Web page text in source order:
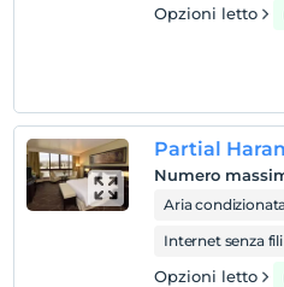
Opzioni letto
Numero
Aria
Internet senza fili
Opzioni letto